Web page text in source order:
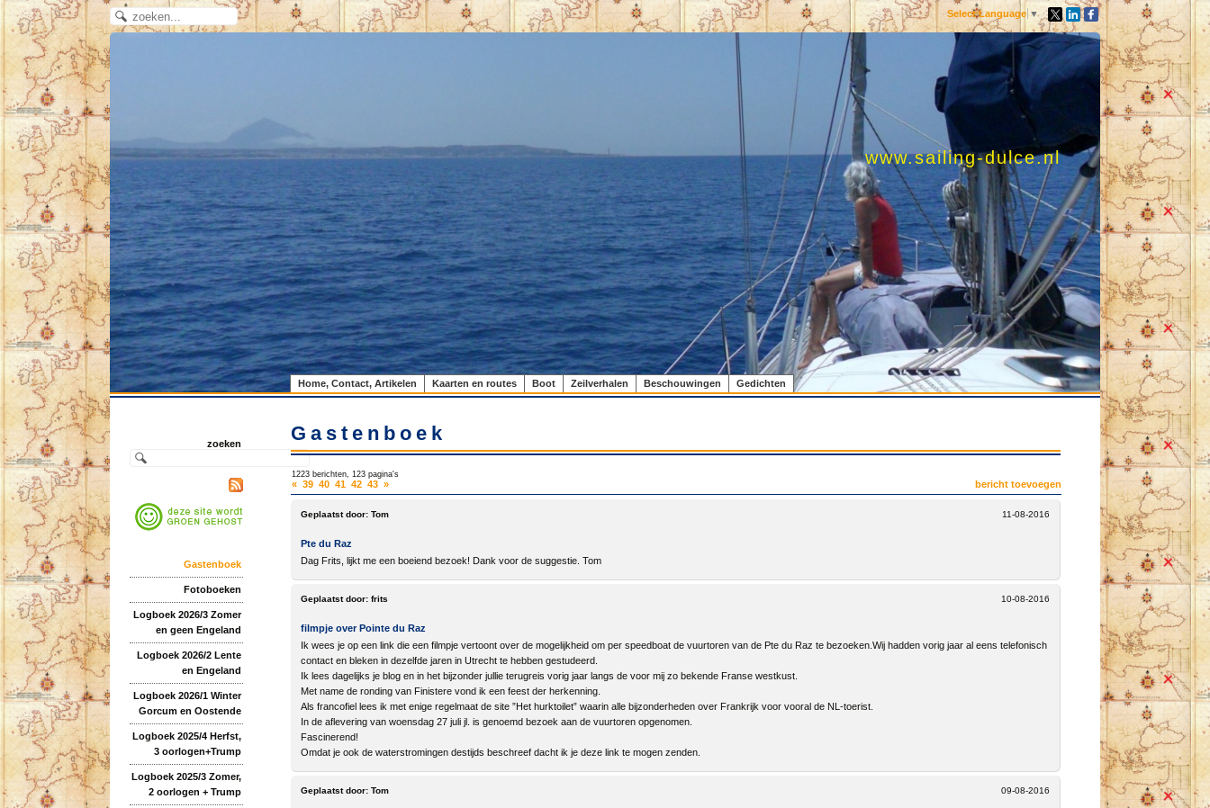
Select Language ▼
www.sailing-dulce.nl
Home, Contact, Artikelen Kaarten en routes Boot Zeilverhalen Beschouwingen Gedichten
zoeken
Gastenboek
Fotoboeken
Logboek 2026/3 Zomer
en geen Engeland
Logboek 2026/2 Lente
en Engeland
Logboek 2026/1 Winter
Gorcum en Oostende
Logboek 2025/4 Herfst,
3 oorlogen+Trump
Logboek 2025/3 Zomer,
2 oorlogen + Trump
Gastenboek
1223 berichten, 123 pagina's
bericht toevoegen
« 39 40 41 42 43 »
11-08-2016
Geplaatst door: Tom
Pte du Raz
Dag Frits, lijkt me een boeiend bezoek! Dank voor de suggestie. Tom
10-08-2016
Geplaatst door: frits
filmpje over Pointe du Raz
Ik wees je op een link die een filmpje vertoont over de mogelijkheid om per speedboat de vuurtoren van de Pte du Raz te bezoeken.Wij hadden vorig jaar al eens telefonisch
contact en bleken in dezelfde jaren in Utrecht te hebben gestudeerd.
Ik lees dagelijks je blog en in het bijzonder jullie terugreis vorig jaar langs de voor mij zo bekende Franse westkust.
Met name de ronding van Finistere vond ik een feest der herkenning.
Als francofiel lees ik met enige regelmaat de site ”Het hurktoilet” waarin alle bijzonderheden over Frankrijk voor vooral de NL-toerist.
In de aflevering van woensdag 27 juli jl. is genoemd bezoek aan de vuurtoren opgenomen.
Fascinerend!
Omdat je ook de waterstromingen destijds beschreef dacht ik je deze link te mogen zenden.
09-08-2016
Geplaatst door: Tom